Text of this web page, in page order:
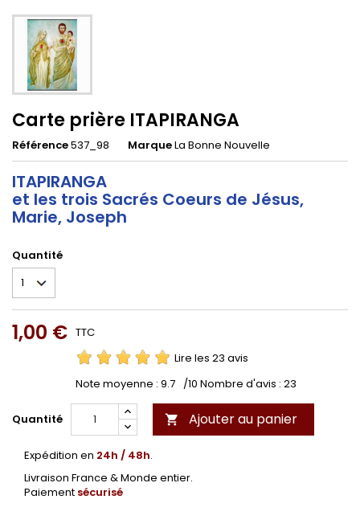
Carte prière ITAPIRANGA
Référence537_98 MarqueLa Bonne Nouvelle
ITAPIRANGA
et les trois Sacrés Coeurs de Jésus,
Marie, Joseph
Quantité
1,00 € TTC
Lire les 23 avis
Note moyenne : 9.7 /10 Nombre d'avis : 23
Quantité  Ajouter au panier
Expédition en 24h / 48h.
Livraison France & Monde entier.
Paiement sécurisé